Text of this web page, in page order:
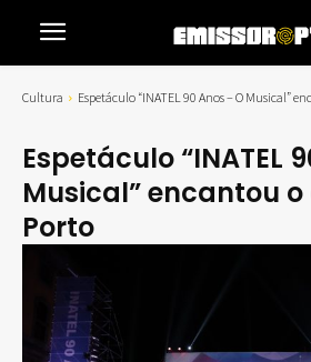
Cultura Espetáculo “INATEL 90 Anos – O Musical”
Espetáculo “INATEL
Musical” encantou
Porto